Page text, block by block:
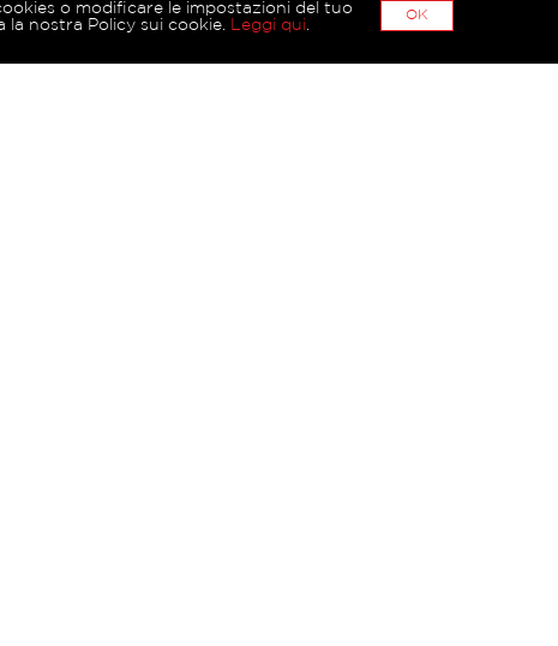
OK
o modificare le impostazioni del tuo
nostra Policy sui cookie.
Leggi qui